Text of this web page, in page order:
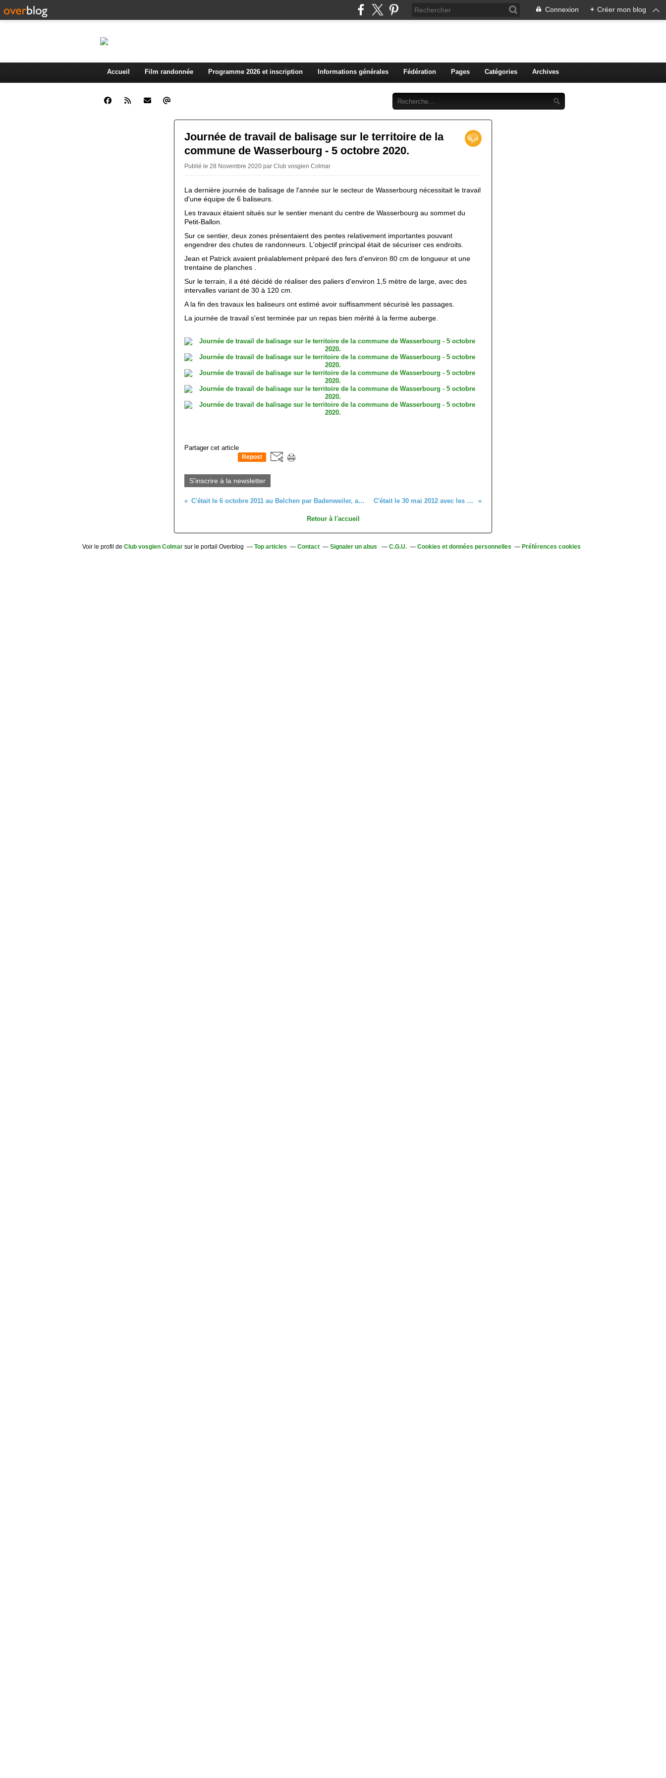
Connexion + Créer mon blog
Accueil Film randonnée Programme 2026 et inscription Informations générales Fédération Pages Catégories Archives
Journée de travail de balisage sur le territoire de la
commune de Wasserbourg - 5 octobre 2020.
Publié le 28 Novembre 2020 par Club vosgien Colmar
La dernière journée de balisage de l'année sur le secteur de Wasserbourg nécessitait le travail
d'une équipe de 6 baliseurs.
Les travaux étaient situés sur le sentier menant du centre de Wasserbourg au sommet du
Petit-Ballon.
Sur ce sentier, deux zones présentaient des pentes relativement importantes pouvant
engendrer des chutes de randonneurs. L'objectif principal était de sécuriser ces endroits.
Jean et Patrick avaient préalablement préparé des fers d'environ 80 cm de longueur et une
trentaine de planches .
Sur le terrain, il a été décidé de réaliser des paliers d'environ 1,5 mètre de large, avec des
intervalles variant de 30 à 120 cm.
A la fin des travaux les baliseurs ont estimé avoir suffisamment sécurisé les passages.
La journée de travail s'est terminée par un repas bien mérité à la ferme auberge.
Partager cet article
Repost
S'inscrire à la newsletter
C'était le 6 octobre 2011 au Belchen par Badenweiler, avec les randonneurs C'était le 30 mai 2012 avec les randonneurs
Retour à l'accueil
Voir le profil de Club vosgien Colmar sur le portail Overblog Top articles Contact Signaler un abus C.G.U. Cookies et données personnelles Préférences cookies